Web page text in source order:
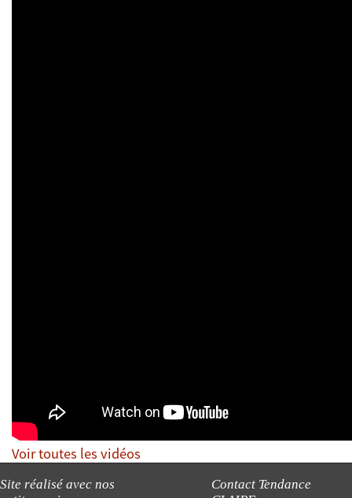
Voir toutes les vidéos
Site réalisé avec nos
Contact Tendance